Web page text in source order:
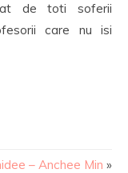
de toti soferii
care nu isi
– Anchee Min »